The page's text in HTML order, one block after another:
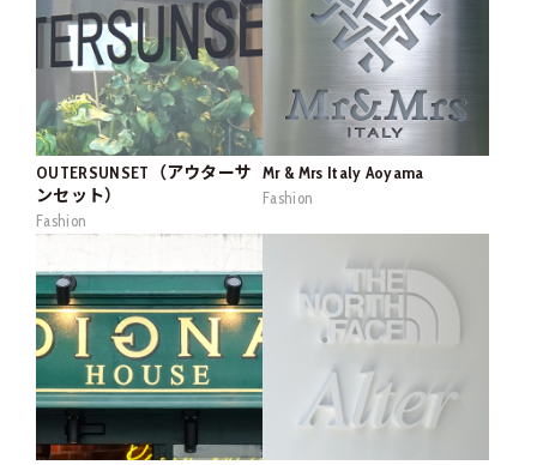
OUTERSUNSET（アウターサ
ンセット）
Fashion
Mr & Mrs Italy Aoyama
Fashion